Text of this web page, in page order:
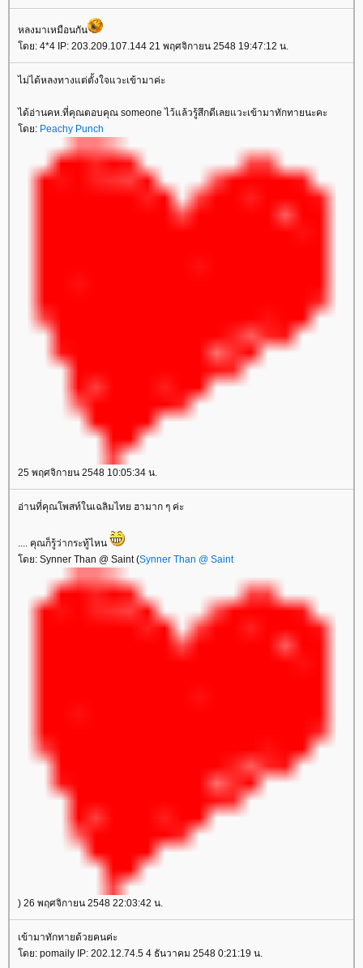
หลงมาเหมือนกัน
โดย: 4*4 IP: 203.209.107.144 21 พฤศจิกายน 2548 19:47:12 น.
ไม่ได้หลงทางแต่ตั้งใจแวะเข้ามาค่ะ
ได้อ่านคห.ที่คุณตอบคุณ someone ไว้แล้วรู้สึกดีเลยแวะเข้ามาทักทายนะคะ
โดย: Peachy Punch
25 พฤศจิกายน 2548 10:05:34 น.
อ่านที่คุณโพสท์ในเฉลิมไทย ฮามาก ๆ ค่ะ
.... คุณก็รู้ว่ากระทู้ไหน
โดย: Synner Than @ Saint (Synner Than @ Saint
) 26 พฤศจิกายน 2548 22:03:42 น.
เข้ามาทักทายด้วยคนค่ะ
โดย: pomaily IP: 202.12.74.5 4 ธันวาคม 2548 0:21:19 น.